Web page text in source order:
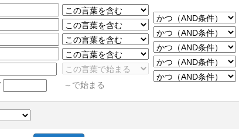
～で始まる